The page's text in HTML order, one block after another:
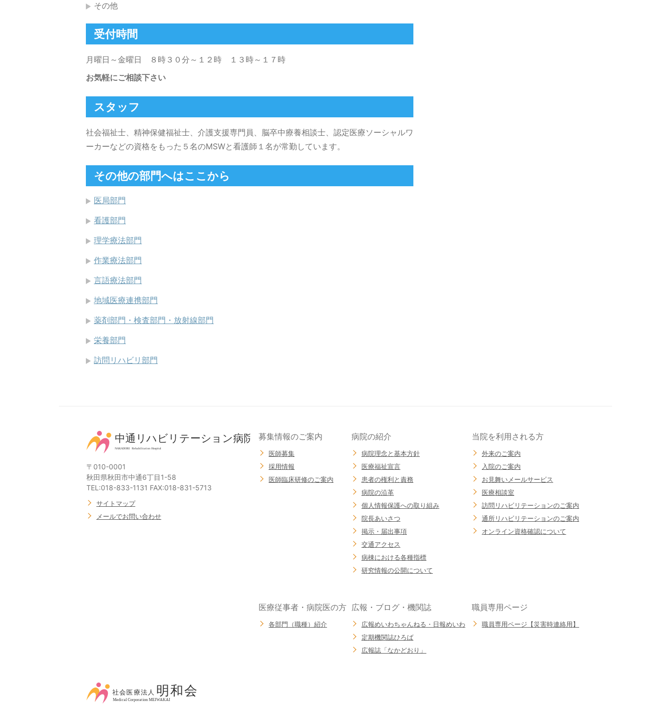
その他
受付時間
月曜日～金曜日 ８時３０分～１２時 １３時～１７時
お気軽にご相談下さい
スタッフ
社会福祉士、精神保健福祉士、介護支援専門員、脳卒中療養相談士、認定医療ソーシャルワ
ーカーなどの資格をもった５名のMSWと看護師１名が常勤しています。
その他の部門へはここから
医局部門
看護部門
理学療法部門
作業療法部門
言語療法部門
地域医療連携部門
薬剤部門・検査部門・放射線部門
栄養部門
訪問リハビリ部門
〒010-0001
秋田県秋田市中通6丁目1-58
TEL:018-833-1131 FAX:018-831-5713
サイトマップ
メールでお問い合わせ
募集情報のご案内
医師募集
採用情報
医師臨床研修のご案内
病院の紹介
病院理念と基本方針
医療福祉宣言
患者の権利と責務
病院の沿革
個人情報保護への取り組み
院長あいさつ
掲示・届出事項
交通アクセス
病棟における各種指標
研究情報の公開について
当院を利用される方
外来のご案内
入院のご案内
お見舞いメールサービス
医療相談室
訪問リハビリテーションのご案内
通所リハビリテーションのご案内
オンライン資格確認について
医療従事者・病院医の方
各部門（職種）紹介
広報・ブログ・機関誌
広報めいわちゃんねる・日報めいわ
定期機関誌ひろば
広報誌「なかどおり」
職員専用ページ
職員専用ページ【災害時連絡用】